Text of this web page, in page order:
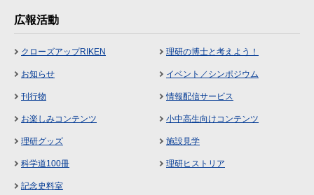
広報活動
クローズアップRIKEN 理研の博士と考えよう！
お知らせ イベント／シンポジウム
刊行物 情報配信サービス
お楽しみコンテンツ 小中高生向けコンテンツ
理研グッズ 施設見学
科学道100冊 理研ヒストリア
記念史料室